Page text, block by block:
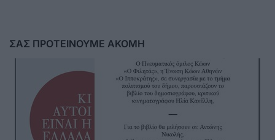
ΣΑΣ ΠΡΟΤΕΙΝΟΥΜΕ ΑΚΟΜΗ